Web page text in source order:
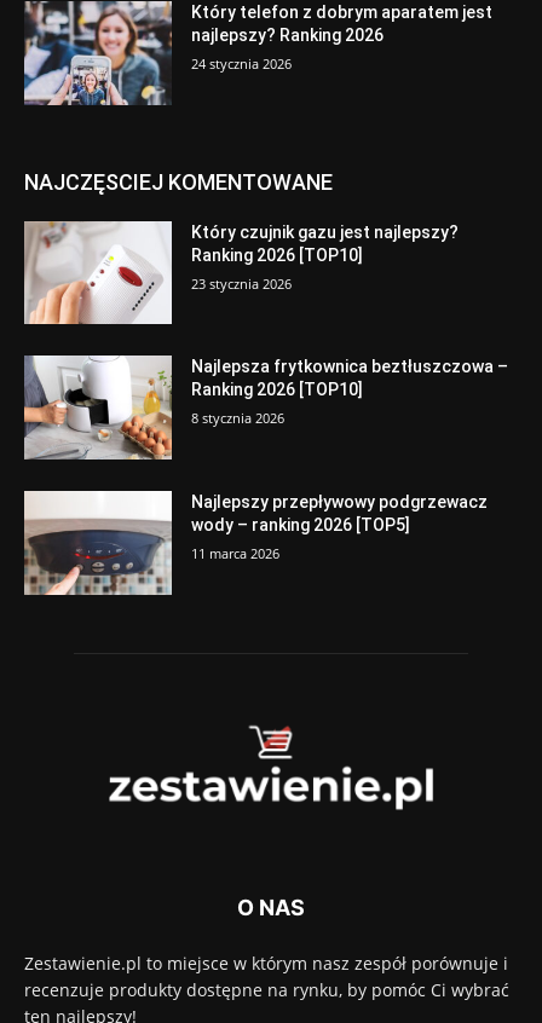
Który telefon z dobrym aparatem jest
najlepszy? Ranking 2026
24 stycznia 2026
NAJCZĘSCIEJ KOMENTOWANE
Który czujnik gazu jest najlepszy?
Ranking 2026 [TOP10]
23 stycznia 2026
Najlepsza frytkownica beztłuszczowa –
Ranking 2026 [TOP10]
8 stycznia 2026
Najlepszy przepływowy podgrzewacz
wody – ranking 2026 [TOP5]
11 marca 2026
O NAS
Zestawienie.pl to miejsce w którym nasz zespół porównuje i
recenzuje produkty dostępne na rynku, by pomóc Ci wybrać
ten najlepszy!